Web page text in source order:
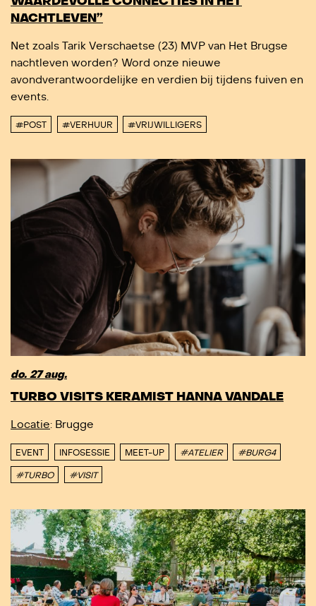
NACHTLEVEN”
Net zoals Tarik Verschaetse (23) MVP van Het Brugse
nachtleven worden? Word onze nieuwe
avondverantwoordelijke en verdien bij tijdens fuiven en
events.
#POST #VERHUUR #VRIJWILLIGERS
do. 27 aug.
TURBO VISITS KERAMIST HANNA VANDALE
Locatie: Brugge
EVENT INFOSESSIE MEET-UP #ATELIER #BURG4
#TURBO #VISIT